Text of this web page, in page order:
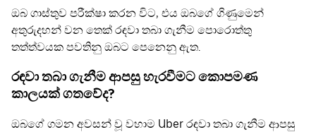
ඔබ ගාස්තුව පරීක්ෂා කරන විට, එය ඔබගේ ගිණුමෙන්
අතුරුදහන් වන තෙක් රඳවා තබා ගැනීම පොරොත්තු
තත්ත්වයක පවතිනු ඔබට පෙනෙනු ඇත.
රඳවා තබා ගැනීම ආපසු හැරවීමට කොපමණ
කාලයක් ගතවේද?
ඔබගේ ගමන අවසන් වූ වහාම Uber රඳවා තබා ගැනීම ආපසු